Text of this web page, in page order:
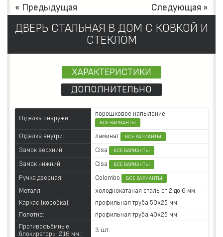
« Предыдущая Следующая »
ДВЕРЬ СТАЛЬНАЯ В ДОМ С КОВКОЙ И
СТЕКЛОМ
ХАРАКТЕРИСТИКИ
ДОПОЛНИТЕЛЬНО
Отделка снаружи:
порошковое напыление
ВСЕ ВАРИАНТЫ
Отделка внутри: ламинат ВСЕ ВАРИАНТЫ
Замок верхний: Cisa ВСЕ ВАРИАНТЫ
Замок нижний: Cisa ВСЕ ВАРИАНТЫ
Ручка дверная: Colombo ВСЕ ВАРИАНТЫ
Металл:
холоднокатаная сталь от 2 до 6 мм.
Каркас (коробка):
профильная труба 50х25 мм.
Полотно:
профильная труба 40х25 мм.
Противосъёмные
блокираторы Ø16 мм.:
3 шт.